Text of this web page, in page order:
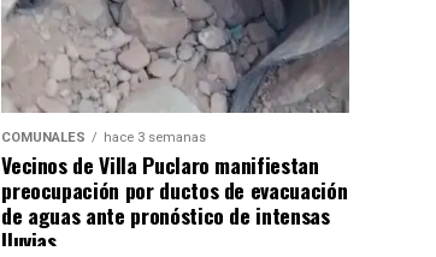
COMUNALES hace 3 semanas
Vecinos de Villa Puclaro manifiestan
preocupación por ductos de evacuación
de aguas ante pronóstico de intensas
lluvias